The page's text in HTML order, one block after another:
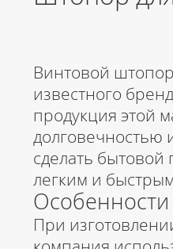
Винтовой
известного
продукция этой
сделать
легким и
При